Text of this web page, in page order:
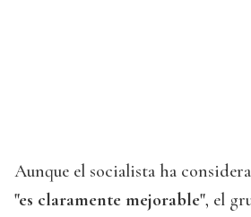
Aunque el socialista ha
"es claramente mejorable", el